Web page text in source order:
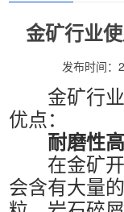
金矿行业
发布时间：
金矿行业
优点：
耐磨性高
在金矿开
会含有大量